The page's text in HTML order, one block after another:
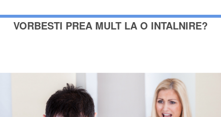
VORBESTI PREA MULT LA O INTALNIRE?